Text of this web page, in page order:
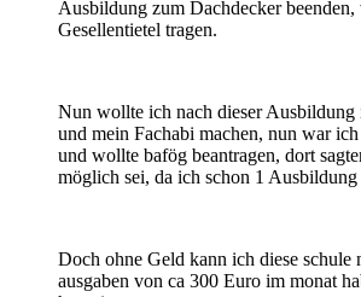
Ausbildung zum Dachdecker beenden,
Gesellentietel tragen.
Nun wollte ich nach dieser Ausbildung
und mein Fachabi machen, nun war
und wollte bafög beantragen, dort
möglich sei, da ich schon 1 Ausbildung
Doch ohne Geld kann ich diese schule
ausgaben von ca 300 Euro im monat